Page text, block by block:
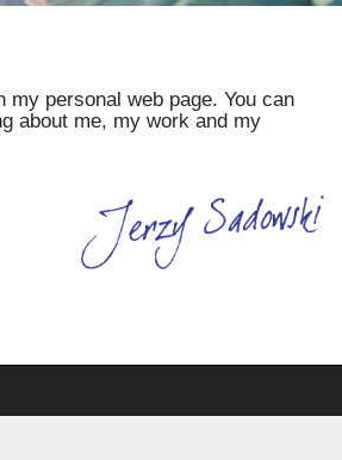
my personal web page. You can
about me, my work and my